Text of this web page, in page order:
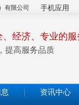
有限公司 手机应用
、经济、专业的服
提高服务品质
资讯中心